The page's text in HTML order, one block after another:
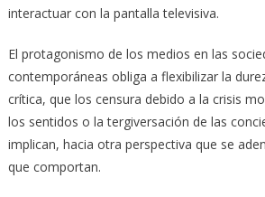
interactuar con la pantalla televisiva.
El protagonismo de los medios en las
contemporáneas obliga a flexibilizar la
crítica, que los censura debido a la crisis
los sentidos o la tergiversación de las
implican, hacia otra perspectiva que se
que comportan.